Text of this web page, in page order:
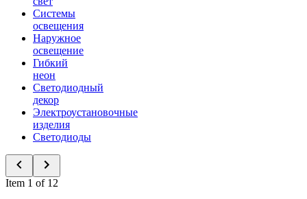
Системы
освещения
Наружное
освещение
Гибкий
неон
Светодиодный
декор
Электроустановочные
изделия
Светодиоды
Item 1 of 12